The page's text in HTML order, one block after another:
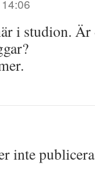
i studion. Är
inte